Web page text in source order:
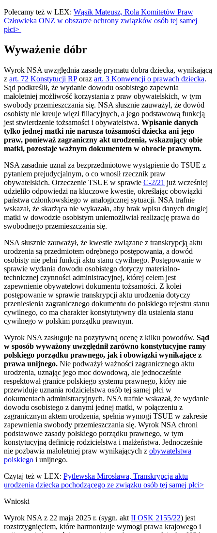
Polecamy też w LEX: Wąsik Mateusz, Rola Komitetów Praw
Człowieka ONZ w obszarze ochrony związków osób tej samej
płci>
Wyważenie dóbr
Wyrok NSA uwzględnia zasadę prymatu dobra dziecka, wynikającą
z art. 72 Konstytucji RPoraz art. 3 Konwencji o prawach dziecka.
Sąd podkreślił, że wydanie dowodu osobistego zapewnia
małoletniej możliwość korzystania z praw obywatelskich, w tym
swobody przemieszczania się. NSA słusznie zauważył, że dowód
osobisty nie kreuje więzi filiacyjnych, a jego podstawową funkcją
jest stwierdzenie tożsamości i obywatelstwa. Wpisanie danych
tylko jednej matki nie narusza tożsamości dziecka ani jego
praw, ponieważ zagraniczny akt urodzenia, wskazujący obie
matki, pozostaje ważnym dokumentem w obrocie prawnym.
NSA zasadnie uznał za bezprzedmiotowe wystąpienie do TSUE z
pytaniem prejudycjalnym, o co wnosił rzecznik praw
obywatelskich. Orzeczenie TSUE w sprawie C-2/21 już wcześniej
udzieliło odpowiedzi na kluczowe kwestie, określając obowiązki
państwa członkowskiego w analogicznej sytuacji. NSA trafnie
wskazał, że skarżąca nie wykazała, aby brak wpisu danych drugiej
matki w dowodzie osobistym uniemożliwiał realizację prawa do
swobodnego przemieszczania się.
NSA słusznie zauważył, że kwestie związane z transkrypcją aktu
urodzenia są przedmiotem odrębnego postępowania, a dowód
osobisty nie pełni funkcji aktu stanu cywilnego. Postępowanie w
sprawie wydania dowodu osobistego dotyczy materialno-
technicznej czynności administracyjnej, której celem jest
zapewnienie obywatelowi dokumentu tożsamości. Z kolei
postępowanie w sprawie transkrypcji aktu urodzenia dotyczy
przeniesienia zagranicznego dokumentu do polskiego rejestru stanu
cywilnego, co ma charakter konstytutywny dla ustalenia stanu
cywilnego w polskim porządku prawnym.
Wyrok NSA zasługuje na pozytywną ocenę z kilku powodów. Sąd
w sposób wyważony uwzględnił zarówno konstytucyjne ramy
polskiego porządku prawnego, jak i obowiązki wynikające z
prawa unijnego. Nie podważył ważności zagranicznego aktu
urodzenia, uznając jego moc dowodową, ale jednocześnie
respektował granice polskiego systemu prawnego, który nie
przewiduje uznania rodzicielstwa osób tej samej płci w
dokumentach administracyjnych. NSA trafnie wskazał, że wydanie
dowodu osobistego z danymi jednej matki, w połączeniu z
zagranicznym aktem urodzenia, spełnia wymogi TSUE w zakresie
zapewnienia swobody przemieszczania się. Wyrok NSA chroni
podstawowe zasady polskiego porządku prawnego, w tym
konstytucyjną definicję rodzicielstwa i małżeństwa. Jednocześnie
nie pozbawia małoletniej praw wynikających z obywatelstwa
polskiego i unijnego.
Czytaj też w LEX: Pytlewska Mirosława, Transkrypcja aktu
urodzenia dziecka pochodzącego ze związku osób tej samej płci>
Wnioski
Wyrok NSA z 22 maja 2025 r. (sygn. akt II OSK 2155/22) jest
rozstrzygnięciem, które harmonizuje wymogi prawa krajowego i